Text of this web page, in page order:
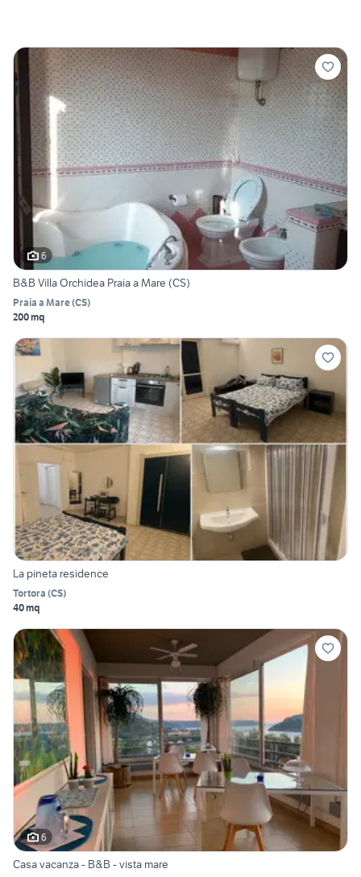
6
B&B Villa Orchidea Praia a Mare (CS)
Praia a Mare(CS)
200 mq
La pineta residence
Tortora (CS)
40 mq
6
Casa vacanza - B&B - vista mare